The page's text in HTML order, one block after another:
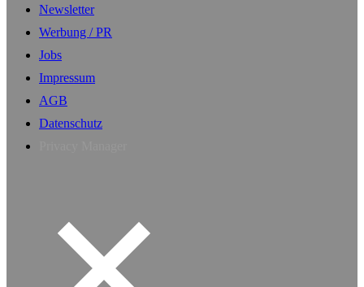
Newsletter
Werbung / PR
Jobs
Impressum
AGB
Datenschutz